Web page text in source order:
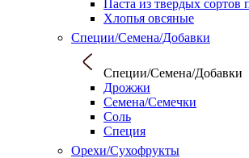
Паста из твердых
Хлопья овсяные
Специи/Семена/Добавки
Специи/Семена/Добавки
Дрожжи
Семена/Семечки
Соль
Специя
Орехи/Сухофрукты